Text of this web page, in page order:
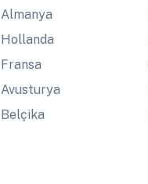
Almanya
Hollanda
Fransa
Avusturya
Belçika